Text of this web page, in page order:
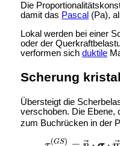
Die
damit das Pascal (Pa),
Lokal werden bei einer
oder der
verformen sich duktile
Scherung
Übersteigt die
verschoben. Die Ebene,
zum Buchrücken in der